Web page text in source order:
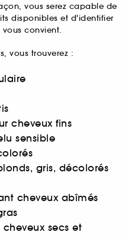
vous serez capable de
disponibles et d'identifier
convient.
vous trouverez :
cheveux fins
sensible
gris, décolorés
cheveux abîmés
secs et